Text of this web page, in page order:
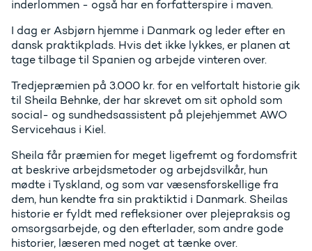
inderlommen - også har en forfatterspire i maven.
I dag er Asbjørn hjemme i Danmark og leder efter en
dansk praktikplads. Hvis det ikke lykkes, er planen at
tage tilbage til Spanien og arbejde vinteren over.
Tredjepræmien på 3.000 kr. for en velfortalt historie gik
til Sheila Behnke, der har skrevet om sit ophold som
social- og sundhedsassistent på plejehjemmet AWO
Servicehaus i Kiel.
Sheila får præmien for meget ligefremt og fordomsfrit
at beskrive arbejdsmetoder og arbejdsvilkår, hun
mødte i Tyskland, og som var væsensforskellige fra
dem, hun kendte fra sin praktiktid i Danmark. Sheilas
historie er fyldt med refleksioner over plejepraksis og
omsorgsarbejde, og den efterlader, som andre gode
historier, læseren med noget at tænke over.